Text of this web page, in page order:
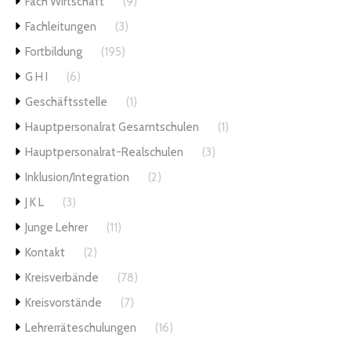
Fachleitungen
(3)
Fortbildung
(195)
G H I
(6)
Geschäftsstelle
(1)
Hauptpersonalrat Gesamtschulen
(1)
Hauptpersonalrat-Realschulen
(3)
Inklusion/Integration
(2)
J K L
(3)
Junge Lehrer
(11)
Kontakt
(2)
Kreisverbände
(78)
Kreisvorstände
(7)
Lehrerräteschulungen
(16)